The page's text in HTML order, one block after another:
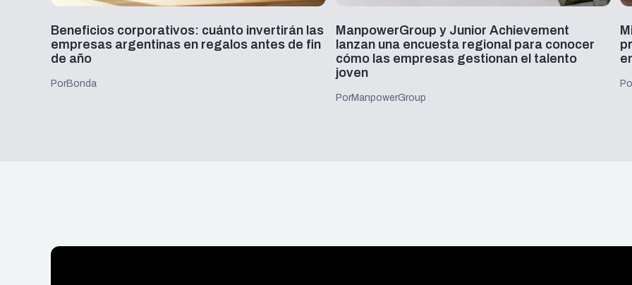
Beneficios corporativos: cuánto invertirán las
empresas argentinas en regalos antes de fin
de año
PorBonda
ManpowerGroup y Junior Achievement
lanzan una encuesta regional para conocer
cómo las empresas gestionan el talento
joven
PorManpowerGroup